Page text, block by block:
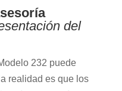
del
232 puede
realidad es que los